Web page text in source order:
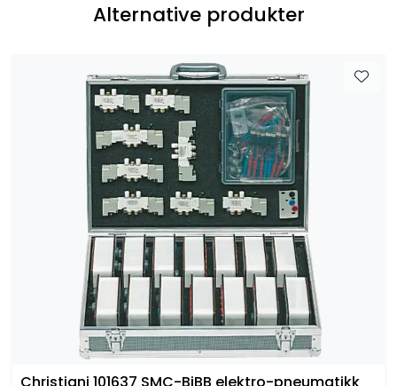
Alternative produkter
Christiani 101637 SMC-BiBB elektro-pneumatikk